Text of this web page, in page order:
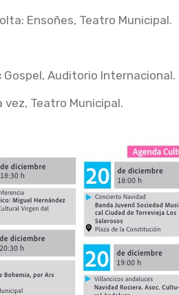
Ensoñes, Teatro Municipal.
Gospel, Auditorio Internacional.
Teatro Municipal.